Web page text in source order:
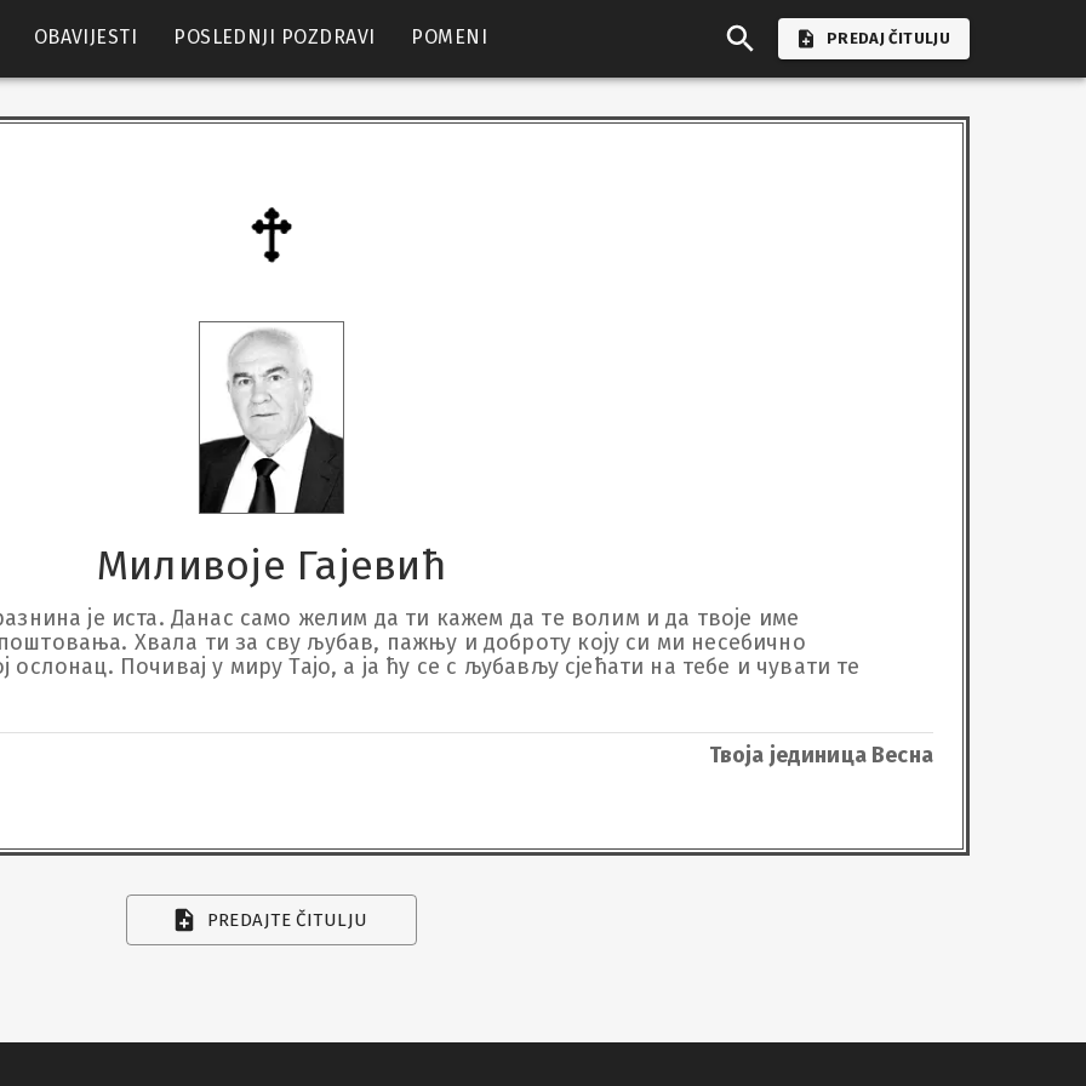
OBAVIJESTI POSLEDNJI POZDRAVI POMENI PREDAJ ČITULJU
Миливоје Гајевић
је иста. Данас само желим да ти кажем да те волим и да твоје име
Хвала ти за сву љубав, пажњу и доброту коју си ми несебично
Почивај у миру Тајо, а ја ћу се с љубављу сјећати на тебе и чувати те
Твоја јединица Весна
PREDAJTE ČITULJU